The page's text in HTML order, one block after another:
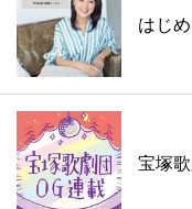
はじ
宝塚